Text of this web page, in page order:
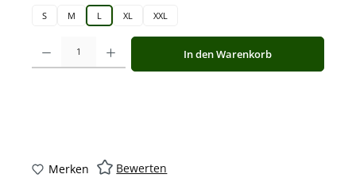
S M L XL XXL
Produkt Anzahl: Gib den gewünschten Wert ein oder benutze die
In den Warenkorb
Merken Bewerten